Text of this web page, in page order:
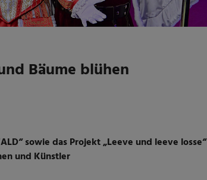
Bäume blühen
sowie das Projekt „Leeve und leeve losse“
und Künstler